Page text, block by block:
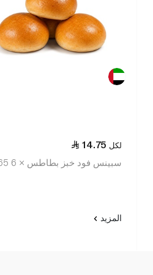
14.75 لكل
سبينس فود خبز بطاطس × 6 265غ
المزيد